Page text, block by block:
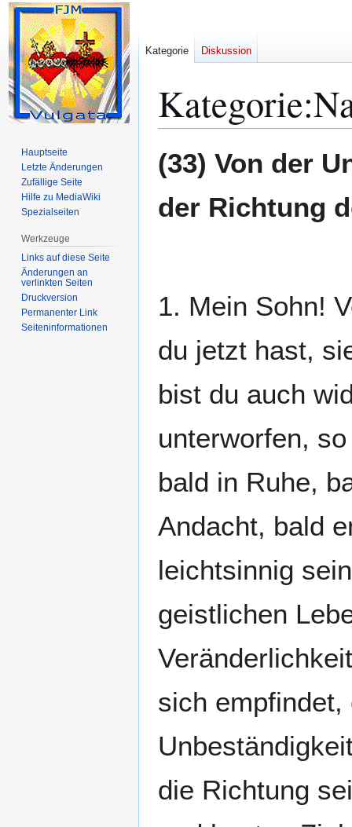
Kategorie:
Navigation
Suche
(33) Von der
der Richtung
1. Mein Sohn!
du jetzt hast,
bist du auch
unterworfen,
bald in Ruhe,
Andacht, bald
leichtsinnig
geistlichen
sich
die Richtung
Kategorie Diskussion
Hauptseite
Letzte Änderungen
Zufällige Seite
Hilfe zu MediaWiki
Spezialseiten
Werkzeuge
Links auf diese Seite
Änderungen an
verlinkten Seiten
Druckversion
Permanenter Link
Seiten­­informationen